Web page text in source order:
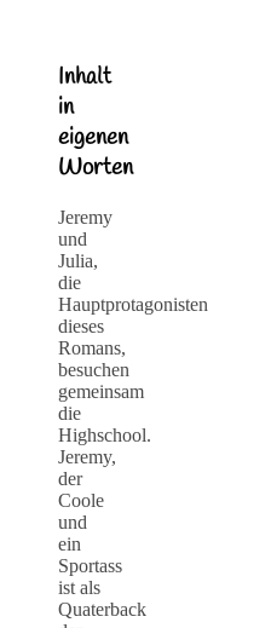
Inhalt
in
eigenen
Worten
Jeremy
und
Julia,
die
Hauptprotagonisten
dieses
Romans,
besuchen
gemeinsam
die
Highschool.
Jeremy,
der
Coole
und
ein
Sportass
ist als
Quaterback